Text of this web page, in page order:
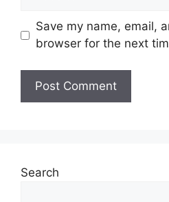
Save my name, email,
browser for the next
Search